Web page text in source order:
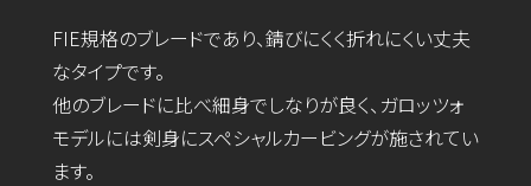
FIE規格のブレードであり、錆びにくく折れにくい丈夫
なタイプです。
他のブレードに比べ細身でしなりが良く、ガロッツォ
モデルには剣身にスペシャルカービングが施されてい
ます。